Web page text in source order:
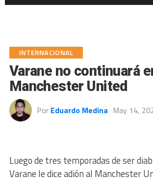
INTERNACIONAL
Varane no continuará
Manchester United
Por Eduardo Medina May 14,
Luego de tres temporadas de ser
Varane le dice adión al Manchester